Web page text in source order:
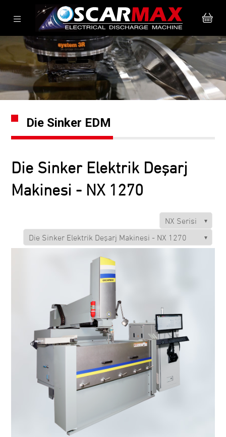
Die Sinker EDM
Die Sinker Elektrik Deşarj
Makinesi - NX 1270